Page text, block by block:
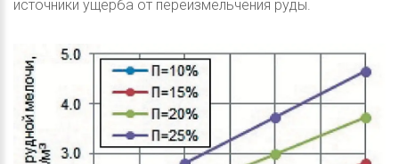
источники ущерба от переизмельчения руды.